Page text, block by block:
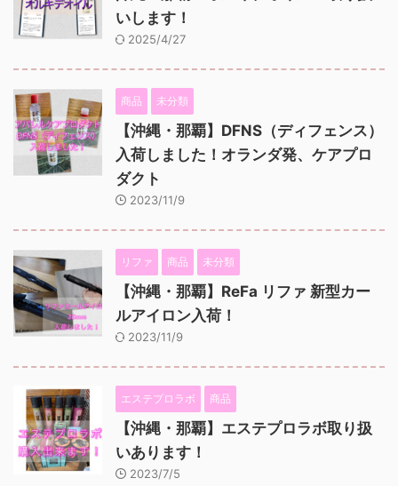
いします！
2025/4/27
商品 未分類
【沖縄・那覇】DFNS（ディフェンス）
入荷しました！オランダ発、ケアプロ
ダクト
2023/11/9
リファ 商品 未分類
【沖縄・那覇】ReFa リファ 新型カー
ルアイロン入荷！
2023/11/9
エステプロラボ 商品
【沖縄・那覇】エステプロラボ取り扱
いあります！
2023/7/5